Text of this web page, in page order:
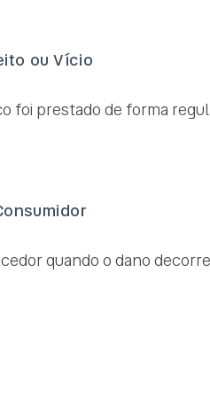
ou Vício
prestado de forma regular
quando o dano decorre